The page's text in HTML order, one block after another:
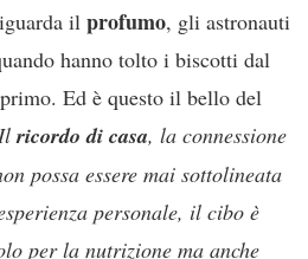
il profumo, gli astronauti
hanno tolto i biscotti dal
Ed è questo il bello del
ricordo di casa, la connessione
possa essere mai sottolineata
personale, il cibo è
per la nutrizione ma anche